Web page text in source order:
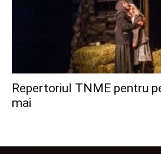
Repertoriul TNME pentru
mai